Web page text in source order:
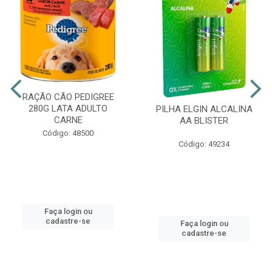
RAÇÃO CÃO PEDIGREE
280G LATA ADULTO
CARNE
Código: 48500
Faça login ou
cadastre-se
PILHA ELGIN ALCALINA
AA BLISTER
Código: 49234
Faça login ou
cadastre-se